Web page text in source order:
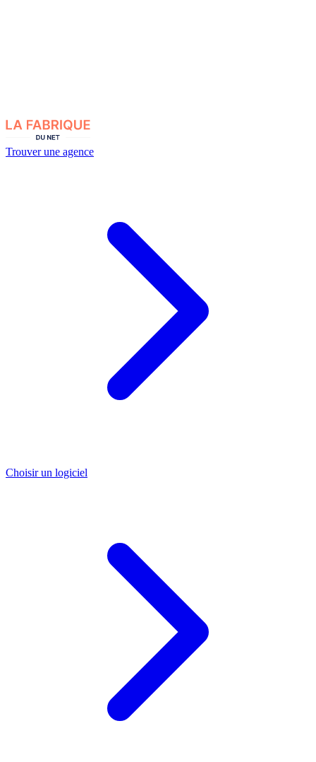
Trouver une agence
Choisir un logiciel